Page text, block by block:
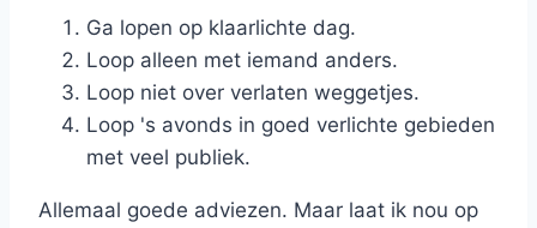
Ga lopen op klaarlichte dag.
Loop alleen met iemand anders.
Loop niet over verlaten weggetjes.
Loop 's avonds in goed verlichte gebieden
met veel publiek.
Allemaal goede adviezen. Maar laat ik nou op